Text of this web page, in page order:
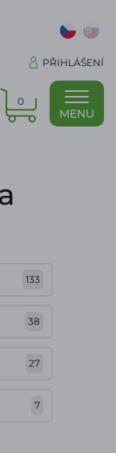
PŘIHLÁŠENÍ
0
MENU
133
38
27
7